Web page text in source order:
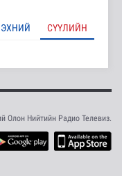
ЭХНИЙ СҮҮЛИЙН
Олон Нийтийн Радио Телевиз.